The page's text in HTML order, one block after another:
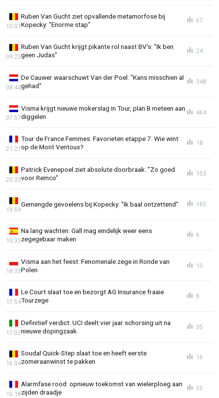
Ruben Van Gucht ziet opvallende metamorfose bij
Kopecky: "Enorme stap"
10:01
67
Ruben Van Gucht krijgt pikante rol naast BV's: "Ik ben
geen Judas"
09:23
24
De Cauwer waarschuwt Van der Poel: "Kans misschien al
gehad"
08:44
348
Visma krijgt nieuwe mokerslag in Tour, plan B meteen aan
diggelen
07:57
464
Tour de France Femmes: Favorieten etappe 7: Wie wint
op de Mont Ventoux?
21:21
18
Patrick Evenepoel ziet absolute doorbraak: "Zo goed
voor Remco"
20:33
153
Gemengde gevoelens bij Kopecky: "Ik baal ontzettend"
19:59
165
Na lang wachten: Gall mag eindelijk weer eens
zegegebaar maken
19:33
6
Visma aan het feest: Fenomenale zege in Ronde van
Polen
18:33
10
Le Court slaat toe en bezorgt AG Insurance fraaie
Tourzege
17:54
8
Definitief verdict: UCI deelt vier jaar schorsing uit na
nieuwe dopingzaak
17:02
35
Soudal Quick-Step slaat toe en heeft eerste
zomeraanwinst te pakken
16:04
16
Alarmfase rood: opnieuw toekomst van wielerploeg aan
zijden draadje
15:18
55